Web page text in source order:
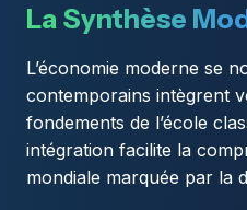
La Synthèse
L’économie moderne se
contemporains intègrent
fondements de l’école
intégration facilite la
mondiale marquée par la